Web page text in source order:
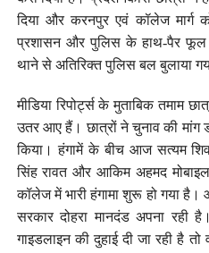
दिया और करनपुर एवं कॉलेज मार्ग
प्रशासन और पुलिस के हाथ-पैर फूल
थाने से अतिरिक्त पुलिस बल बुलाया
मीडिया रिपोर्ट्स के मुताबिक तमाम
उतर आए हैं। छात्रों ने चुनाव की मांग
किया। हंगामें के बीच आज सत्यम
सिंह रावत और आकिम अहमद
कॉलेज में भारी हंगामा शुरू हो गया है।
सरकार दोहरा मानदंड अपना रही
गाइडलाइन की दुहाई दी जा रही है